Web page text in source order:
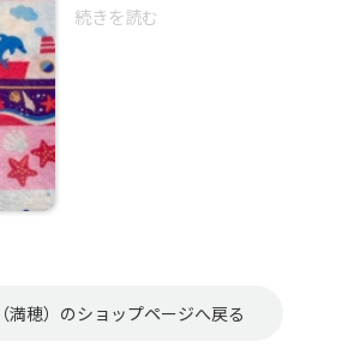
続きを読む
満穂）のショップページへ戻る